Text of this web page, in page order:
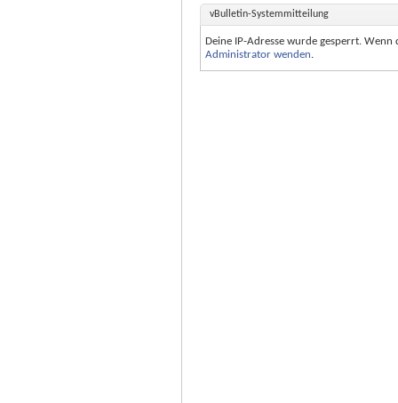
vBulletin-Systemmitteilung
Deine IP-Adresse wurde gesperrt.
Administrator wenden.